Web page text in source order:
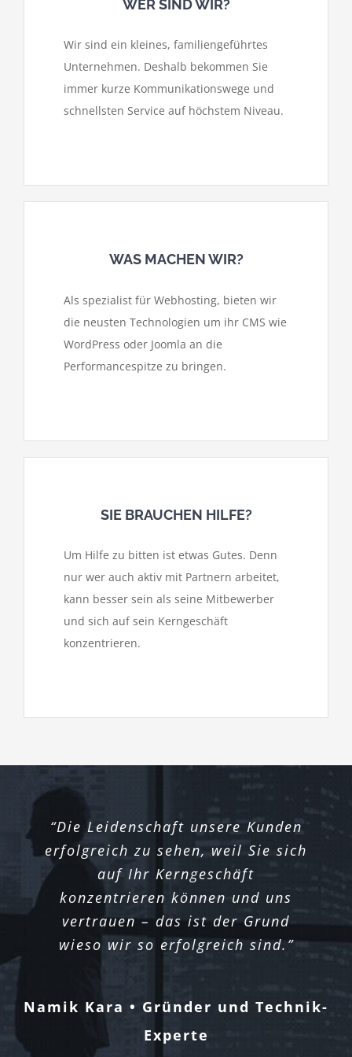
WER SIND WIR?
Wir sind ein kleines, familiengeführtes
Unternehmen. Deshalb bekommen Sie
immer kurze Kommunikationswege und
schnellsten Service auf höchstem Niveau.
WAS MACHEN WIR?
Als spezialist für Webhosting, bieten wir
die neusten Technologien um ihr CMS wie
WordPress oder Joomla an die
Performancespitze zu bringen.
SIE BRAUCHEN HILFE?
Um Hilfe zu bitten ist etwas Gutes. Denn
nur wer auch aktiv mit Partnern arbeitet,
kann besser sein als seine Mitbewerber
und sich auf sein Kerngeschäft
konzentrieren.
“Die Leidenschaft unsere Kunden
erfolgreich zu sehen, weil Sie sich
auf Ihr Kerngeschäft
konzentrieren können und uns
vertrauen – das ist der Grund
wieso wir so erfolgreich sind.”
Namik Kara • Gründer und Technik-
Experte